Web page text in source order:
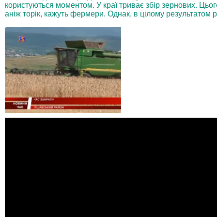
користуються моментом. У краї триває збір зернових.
аніж торік, кажуть фермери. Однак, в цілому результатом